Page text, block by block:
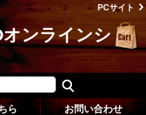
PCサイト
ンラインシ
ら お問い合わせ